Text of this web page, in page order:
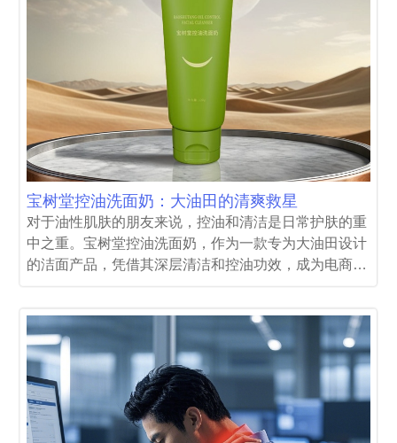
宝树堂控油洗面奶：大油田的清爽救星
对于油性肌肤的朋友来说，控油和清洁是日常护肤的重
中之重。宝树堂控油洗面奶，作为一款专为大油田设计
的洁面产品，凭借其深层清洁和控油功效，成为电商平